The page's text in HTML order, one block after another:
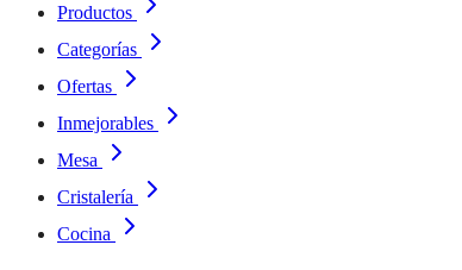
Productos
Categorías
Ofertas
Inmejorables
Mesa
Cristalería
Cocina